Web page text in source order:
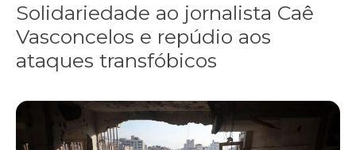
Solidariedade ao jornalista Caê
Vasconcelos e repúdio aos
ataques transfóbicos
“Funeral para toda Gaza” — enquanto o Conselho da Paz